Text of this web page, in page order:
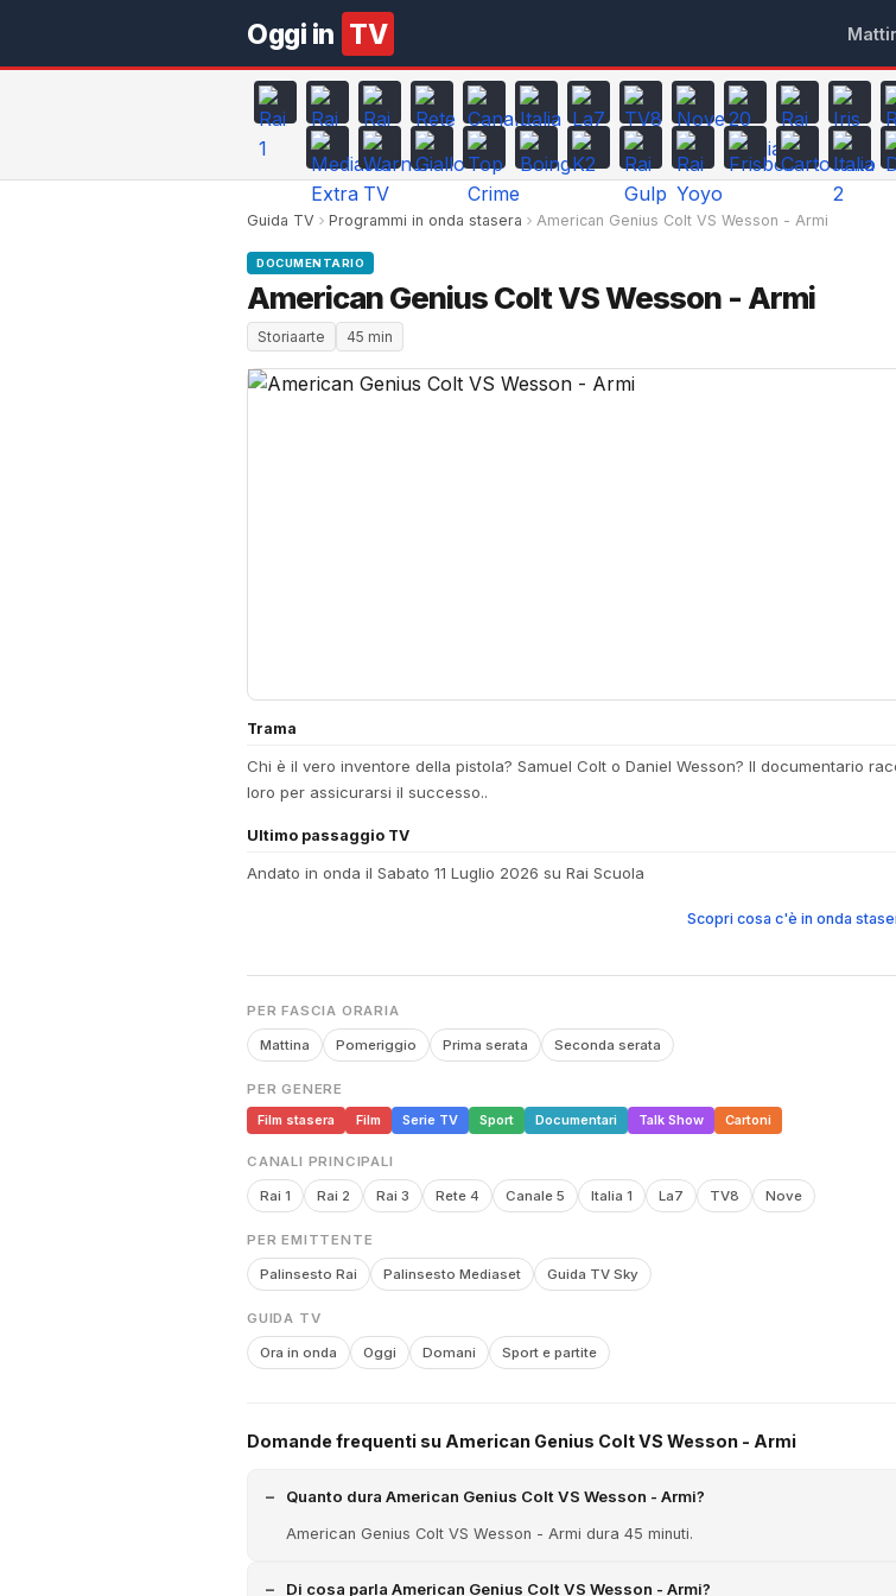
Oggi in TV
Guida TV Programmi in onda stasera American Genius Colt VS Wesson - Armi
DOCUMENTARIO
American Genius Colt VS Wesson - Armi
Storiaarte 45 min
Trama
Chi è il vero inventore della pistola? Samuel Colt o Daniel Wesson? Il documentario
loro per assicurarsi il successo..
Ultimo passaggio TV
Andato in onda il Sabato 11 Luglio 2026 su Rai Scuola
Scopri cosa c'è in onda
PER FASCIA ORARIA
Mattina Pomeriggio Prima serata Seconda serata
PER GENERE
Film stasera
Film Serie TV Sport Documentari Talk Show Cartoni
CANALI PRINCIPALI
Rai 1 Rai 2 Rai 3 Rete 4 Canale 5 Italia 1 La7 TV8 Nove
PER EMITTENTE
Palinsesto Rai Palinsesto Mediaset Guida TV Sky
GUIDA TV
Ora in onda Oggi Domani Sport e partite
Domande frequenti su American Genius Colt VS Wesson - Armi
Quanto dura American Genius Colt VS Wesson - Armi?
American Genius Colt VS Wesson - Armi dura 45 minuti.
Di cosa parla American Genius Colt VS Wesson - Armi?